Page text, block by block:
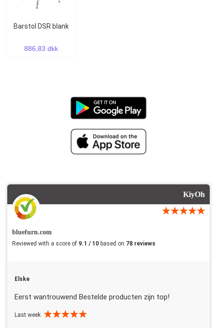
Barstol DSR blank
886,83 dkk
KiyOh
bluefurn.com
Reviewed with a score of 9.1 / 10 based on 78 reviews
Elske
Eerst wantrouwend Bestelde producten zijn top!
Last week